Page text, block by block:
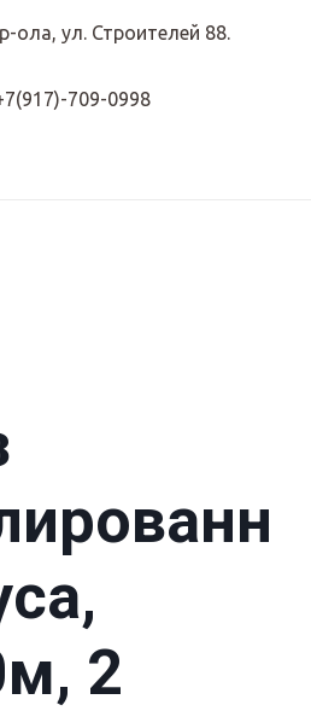
ола, ул. Строителей 88.
709-0998
2